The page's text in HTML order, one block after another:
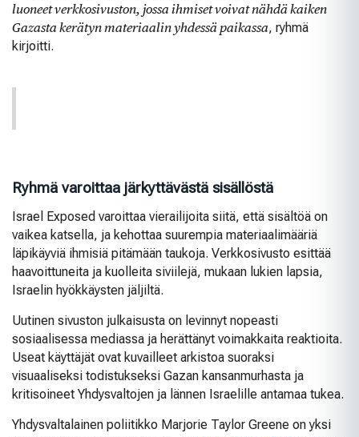
luoneet verkkosivuston, jossa ihmiset voivat nähdä kaiken
Gazasta kerätyn materiaalin yhdessä paikassa, ryhmä
kirjoitti.
Ryhmä varoittaa järkyttävästä sisällöstä
Israel Exposed varoittaa vierailijoita siitä, että sisältöä on
vaikea katsella, ja kehottaa suurempia materiaalimääriä
läpikäyviä ihmisiä pitämään taukoja. Verkkosivusto esittää
haavoittuneita ja kuolleita siviilejä, mukaan lukien lapsia,
Israelin hyökkäysten jäljiltä.
Uutinen sivuston julkaisusta on levinnyt nopeasti
sosiaalisessa mediassa ja herättänyt voimakkaita reaktioita.
Useat käyttäjät ovat kuvailleet arkistoa suoraksi
visuaaliseksi todistukseksi Gazan kansanmurhasta ja
kritisoineet Yhdysvaltojen ja lännen Israelille antamaa tukea.
Yhdysvaltalainen poliitikko Marjorie Taylor Greene on yksi